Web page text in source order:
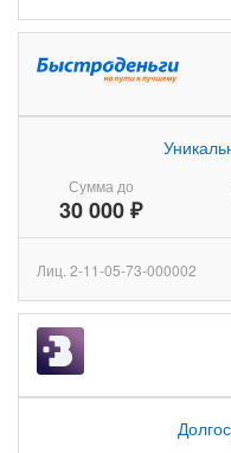
Сумма до
30 000 ₽
Лиц. 2-11-05-73-000002